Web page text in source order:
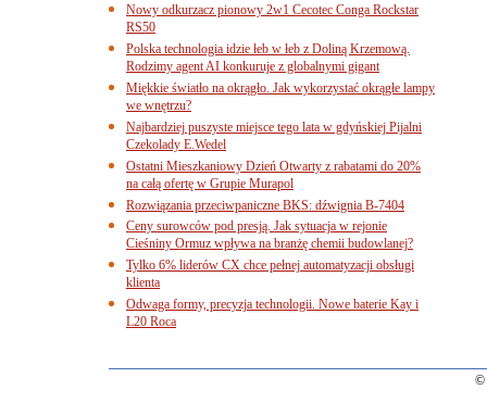
Nowy odkurzacz pionowy 2w1 Cecotec Conga Rockstar
RS50
Polska technologia idzie łeb w łeb z Doliną Krzemową.
Rodzimy agent AI konkuruje z globalnymi gigant
Miękkie światło na okrągło. Jak wykorzystać okrągłe lampy
we wnętrzu?
Najbardziej puszyste miejsce tego lata w gdyńskiej Pijalni
Czekolady E.Wedel
Ostatni Mieszkaniowy Dzień Otwarty z rabatami do 20%
na całą ofertę w Grupie Murapol
Rozwiązania przeciwpaniczne BKS: dźwignia B-7404
Ceny surowców pod presją. Jak sytuacja w rejonie
Cieśniny Ormuz wpływa na branżę chemii budowlanej?
Tylko 6% liderów CX chce pełnej automatyzacji obsługi
klienta
Odwaga formy, precyzja technologii. Nowe baterie Kay i
L20 Roca
©